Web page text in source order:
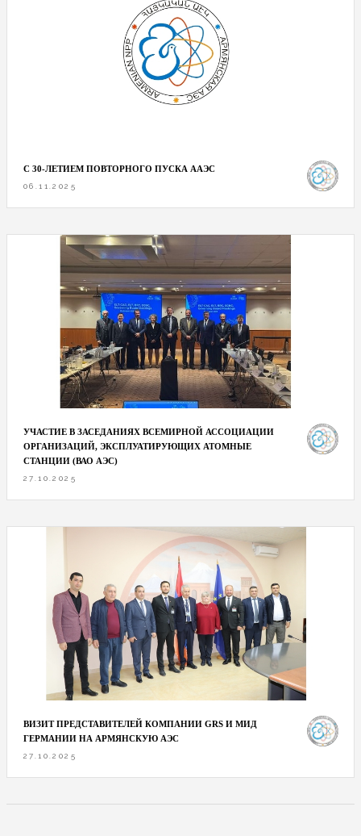
С 30-ЛЕТИЕМ ПОВТОРНОГО ПУСКА ААЭС
06.11.2025
УЧАСТИЕ В ЗАСЕДАНИЯХ ВСЕМИРНОЙ АССОЦИАЦИИ
ОРГАНИЗАЦИЙ, ЭКСПЛУАТИРУЮЩИХ АТОМНЫЕ
СТАНЦИИ (ВАО АЭС)
27.10.2025
ВИЗИТ ПРЕДСТАВИТЕЛЕЙ КОМПАНИИ GRS И МИД
ГЕРМАНИИ НА АРМЯНСКУЮ АЭС
27.10.2025